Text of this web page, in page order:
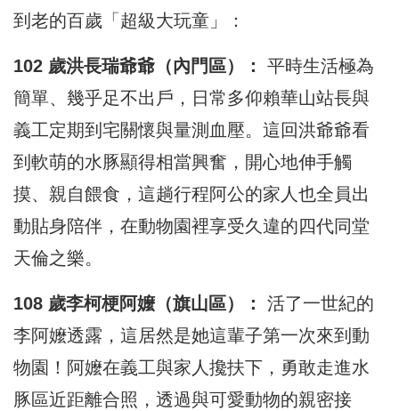
到老的百歲「超級大玩童」：
102 歲洪長瑞爺爺（內門區）：
平時生活極為
簡單、幾乎足不出戶，日常多仰賴華山站長與
義工定期到宅關懷與量測血壓。這回洪爺爺看
到軟萌的水豚顯得相當興奮，開心地伸手觸
摸、親自餵食，這趟行程阿公的家人也全員出
動貼身陪伴，在動物園裡享受久違的四代同堂
天倫之樂。
108 歲李柯梗阿嬤（旗山區）：
活了一世紀的
李阿嬤透露，這居然是她這輩子第一次來到動
物園！阿嬤在義工與家人攙扶下，勇敢走進水
豚區近距離合照，透過與可愛動物的親密接